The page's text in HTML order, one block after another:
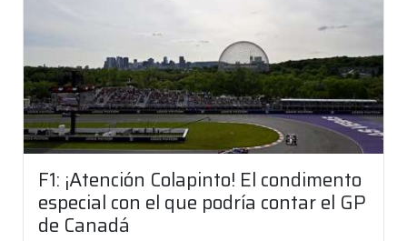
F1: ¡Atención Colapinto! El condimento
especial con el que podría contar el GP
de Canadá